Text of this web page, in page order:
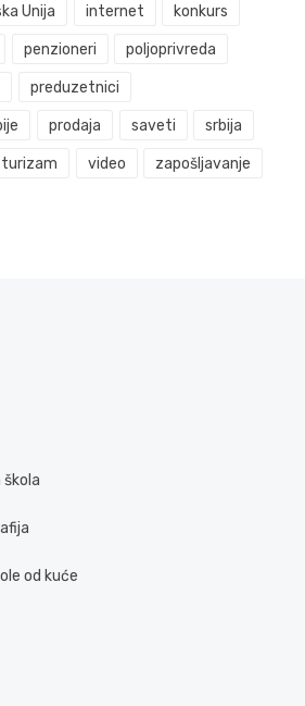
Unija internet konkurs
penzioneri poljoprivreda
preduzetnici
prodaja saveti srbija
turizam video zapošljavanje
od kuće